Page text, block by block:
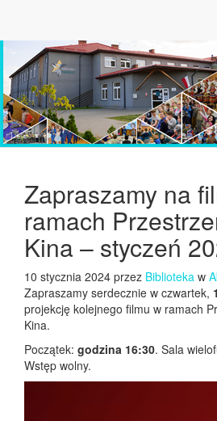
Zapraszamy na
ramach
Kina – styczeń
10 stycznia 2024 przez Biblioteka w
Zapraszamy serdecznie w czwartek,
projekcję kolejnego filmu w ramach
Kina.
Początek: godzina 16:30. Sala
Wstęp wolny.